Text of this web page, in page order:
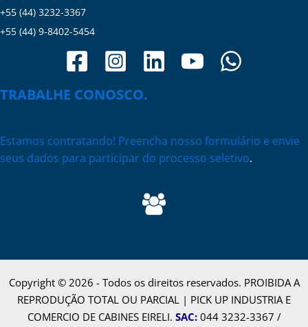
+55 (44) 3232-3367
+55 (44) 9-8402-5454
TRABALHE CONOSCO.
Estamos contratando! Preencha nosso formulário e envie
seus dados para participar do processo seletivo.
Copyright © 2026 - Todos os direitos reservados. PROIBIDA A
REPRODUÇÃO TOTAL OU PARCIAL | PICK UP INDUSTRIA E
COMERCIO DE CABINES EIRELI. SAC:044 3232-3367 /